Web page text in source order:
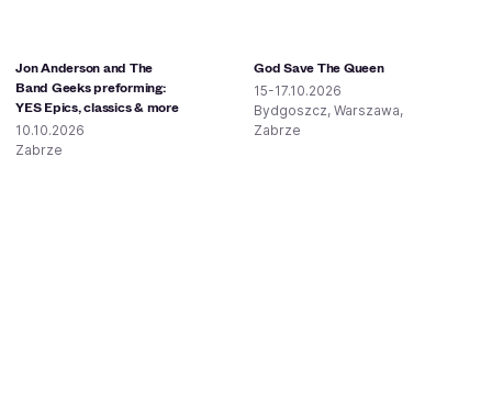
Jon Anderson and The
Band Geeks preforming:
YES Epics, classics & more
10.10.2026
Zabrze
God Save The Queen
15-17.10.2026
Bydgoszcz, Warszawa,
Zabrze